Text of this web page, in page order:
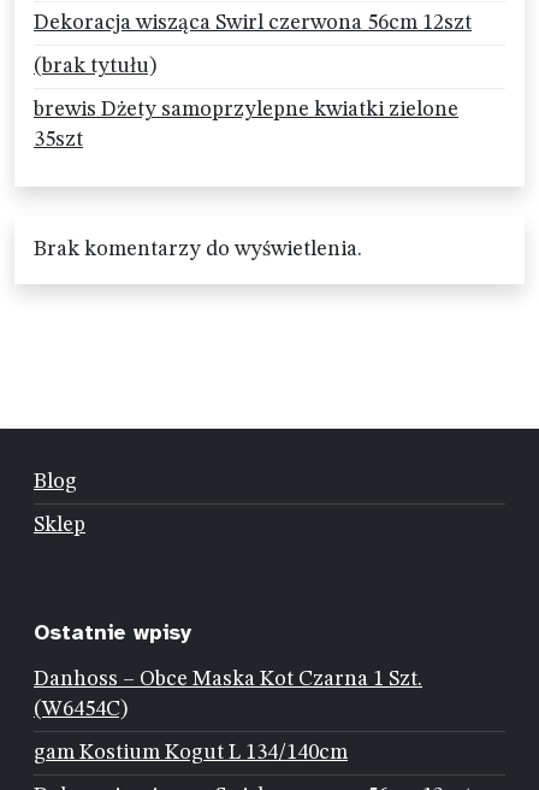
Dekoracja wisząca Swirl czerwona 56cm 12szt
(brak tytułu)
brewis Dżety samoprzylepne kwiatki zielone
35szt
Brak komentarzy do wyświetlenia.
Blog
Sklep
Ostatnie wpisy
Danhoss – Obce Maska Kot Czarna 1 Szt.
(W6454C)
gam Kostium Kogut L 134/140cm